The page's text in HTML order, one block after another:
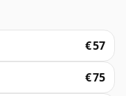
€ 57
€ 75